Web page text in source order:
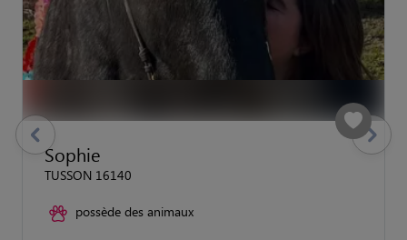
Sophie
TUSSON 16140
possède des animaux
previous Suivant